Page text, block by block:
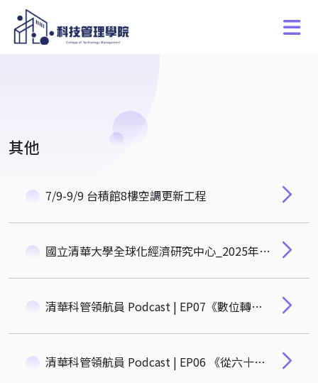
其他
7/9-9/9 台積館8樓空調更新工程
國立清華大學全球化經濟研究中心_2025年秋季大專生研究計畫
清華科管領航員 Podcast | EP07《數位轉型下的地政創新：台南市如何打造宜居智慧城市？》
清華科管領航員 Podcast | EP06 《從六十位起跳到千人盛會：亞洲房地產學界領袖親述學術圈崛起史》